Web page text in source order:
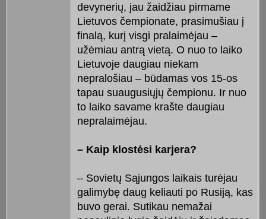
devynerių, jau žaidžiau pirmame
Lietuvos čempionate, prasimušiau į
finalą, kurį visgi pralaimėjau –
užėmiau antrą vietą. O nuo to laiko
Lietuvoje daugiau niekam
nepralošiau – būdamas vos 15-os
tapau suaugusiųjų čempionu. Ir nuo
to laiko savame krašte daugiau
nepralaimėjau.
– Kaip klostėsi karjera?
– Sovietų Sąjungos laikais turėjau
galimybę daug keliauti po Rusiją, kas
buvo gerai. Sutikau nemažai